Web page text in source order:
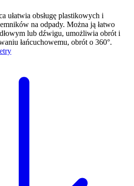
ułatwia obsługę plastikowych i
na odpady. Można ją łatwo
lub dźwigu, umożliwia obrót i
łańcuchowemu, obrót o 360°.